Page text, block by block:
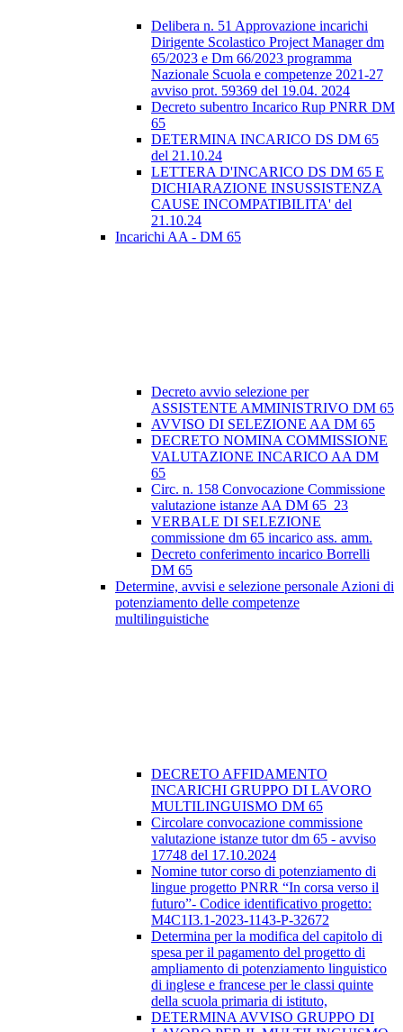
Delibera n. 51 Approvazione incarichi
Dirigente Scolastico Project Manager dm
65/2023 e Dm 66/2023 programma
Nazionale Scuola e competenze 2021-27
avviso prot. 59369 del 19.04. 2024
Decreto subentro Incarico Rup PNRR DM
65
DETERMINA INCARICO DS DM 65
del 21.10.24
LETTERA D'INCARICO DS DM 65 E
DICHIARAZIONE INSUSSISTENZA
CAUSE INCOMPATIBILITA' del
21.10.24
Incarichi AA - DM 65
Decreto avvio selezione per
ASSISTENTE AMMINISTRIVO DM 65
AVVISO DI SELEZIONE AA DM 65
DECRETO NOMINA COMMISSIONE
VALUTAZIONE INCARICO AA DM
65
Circ. n. 158 Convocazione Commissione
valutazione istanze AA DM 65_23
VERBALE DI SELEZIONE
commissione dm 65 incarico ass. amm.
Decreto conferimento incarico Borrelli
DM 65
Determine, avvisi e selezione personale Azioni di
potenziamento delle competenze
multilinguistiche
DECRETO AFFIDAMENTO
INCARICHI GRUPPO DI LAVORO
MULTILINGUISMO DM 65
Circolare convocazione commissione
valutazione istanze tutor dm 65 - avviso
17748 del 17.10.2024
Nomine tutor corso di potenziamento di
lingue progetto PNRR “In corsa verso il
futuro”- Codice identificativo progetto:
M4C1I3.1-2023-1143-P-32672
Determina per la modifica del capitolo di
spesa per il pagamento del progetto di
ampliamento di potenziamento linguistico
di inglese e francese per le classi quinte
della scuola primaria di istituto,
DETERMINA AVVISO GRUPPO DI